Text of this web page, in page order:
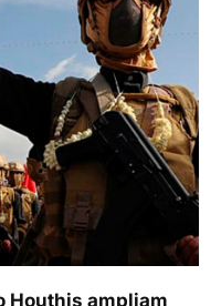
Houthis ampliam